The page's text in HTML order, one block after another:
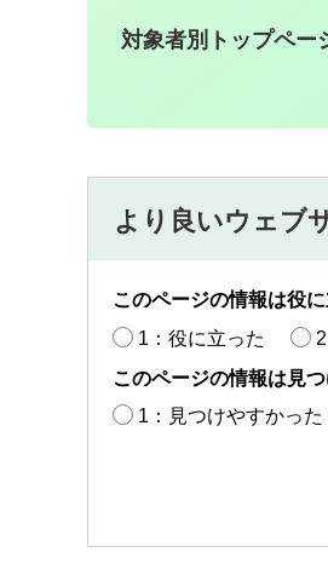
対象者別トップペー
より良いウェブ
このページの情報は役
1：役に立った
このページの情報は見
1：見つけやすかった